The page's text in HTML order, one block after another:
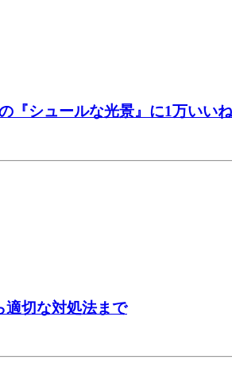
シュールな光景』に1万いい
切な対処法まで